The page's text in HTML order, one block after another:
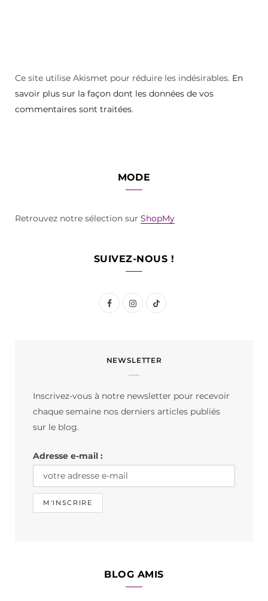
Ce site utilise Akismet pour réduire les indésirables. En
savoir plus sur la façon dont les données de vos
commentaires sont traitées.
MODE
Retrouvez notre sélection sur ShopMy
SUIVEZ-NOUS !
F
e
I
t
m
T
T
NEWSLETTER
Inscrivez-vous à notre newsletter pour recevoir
chaque semaine nos derniers articles publiés
sur le blog.
Adresse e-mail :
BLOG AMIS